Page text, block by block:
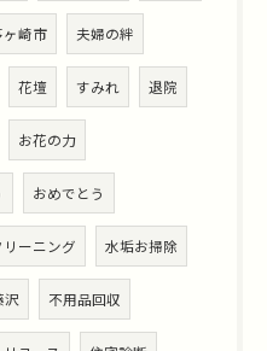
ヶ崎市 夫婦の絆
花壇 すみれ 退院
お花の力
おめでとう
リーニング 水垢お掃除
沢 不用品回収